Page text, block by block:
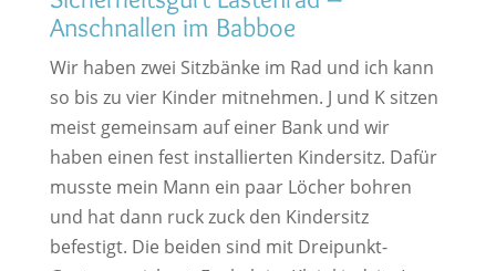
Anschnallen im Babboe
Wir haben zwei Sitzbänke im Rad und ich kann
so bis zu vier Kinder mitnehmen. J und K sitzen
meist gemeinsam auf einer Bank und wir
haben einen fest installierten Kindersitz. Dafür
musste mein Mann ein paar Löcher bohren
und hat dann ruck zuck den Kindersitz
befestigt. Die beiden sind mit Dreipunkt-